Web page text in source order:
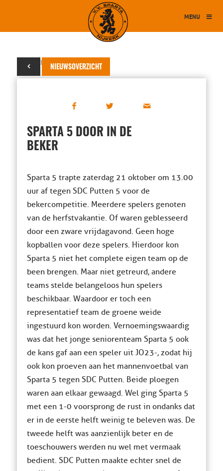
MENU
NIEUWSOVERZICHT
23 oktober 2023
SPARTA 5 DOOR IN DE
BEKER
Sparta 5 trapte zaterdag 21 oktober om 13.00
uur af tegen SDC Putten 5 voor de
bekercompetitie. Meerdere spelers genoten
van de herfstvakantie. Of waren geblesseerd
door een zware vrijdagavond. Geen hoge
kopballen voor deze spelers. Hierdoor kon
Sparta 5 niet het complete eigen team op de
been brengen. Maar niet getreurd, andere
teams stelde belangeloos hun spelers
beschikbaar. Waardoor er toch een
representatief team de groene weide
ingestuurd kon worden. Vernoemingswaardig
was dat het jonge seniorenteam Sparta 5 ook
de kans gaf aan een speler uit JO23-, zodat hij
ook kon proeven aan het mannenvoetbal van
Sparta 5 tegen SDC Putten. Beide ploegen
waren aan elkaar gewaagd. Wel ging Sparta 5
met een 1-0 voorsprong de rust in ondanks dat
er in de eerste helft weinig te beleven was. De
tweede helft was aanzienlijk beter en de
toeschouwers werden nu wel met vermaak
bedient. SDC Putten maakte echter snel de